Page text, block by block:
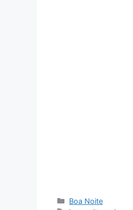
Categorias
Boa Noite